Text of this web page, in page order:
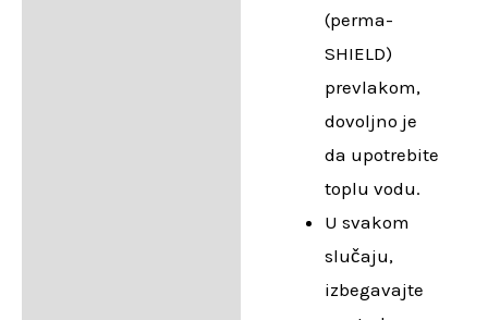
(perma-
SHIELD)
prevlakom,
dovoljno je
da upotrebite
toplu vodu.
U svakom
slučaju,
izbegavajte